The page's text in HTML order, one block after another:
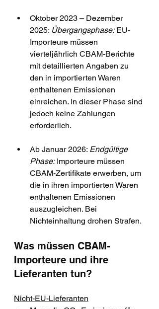
Oktober 2023 – Dezember
2025: Übergangsphase: EU-
Importeure müssen
vierteljährlich CBAM-Berichte
mit detaillierten Angaben zu
den in importierten Waren
enthaltenen Emissionen
einreichen. In dieser Phase sind
jedoch keine Zahlungen
erforderlich.
Ab Januar 2026: Endgültige
Phase: Importeure müssen
CBAM-Zertifikate erwerben, um
die in ihren importierten Waren
enthaltenen Emissionen
auszugleichen. Bei
Nichteinhaltung drohen Strafen.
Was müssen CBAM-
Importeure und ihre
Lieferanten tun?
Nicht-EU-Lieferanten